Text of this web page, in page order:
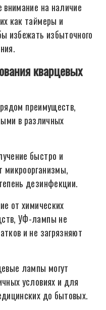
на наличие
как таймеры и
избежать избыточного
кварцевых
преимуществ,
в различных
быстро и
микроорганизмы,
дезинфекции.
от химических
УФ-лампы не
и не загрязняют
лампы могут
условиях и для
до бытовых.